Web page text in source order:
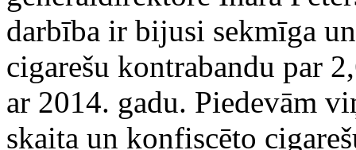
darbība ir bijusi sekmīga
cigarešu kontrabandu par
ar 2014. gadu. Piedevām
skaita un konfiscēto